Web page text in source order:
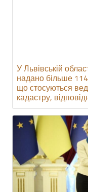
У Львівській
надано більше
що стосуються
кадастру,